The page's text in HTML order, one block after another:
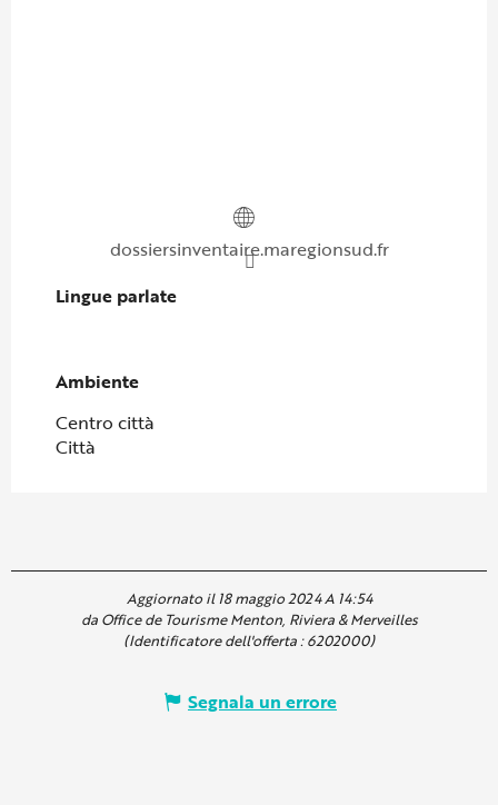
dossiersinventaire.maregionsud.fr
Lingue parlate
Lingue parlate
Ambiente
Ambiente
Centro città
Città
Aggiornato il 18 maggio 2024 A 14:54
da Office de Tourisme Menton, Riviera & Merveilles
(Identificatore dell'offerta :6202000)
Segnala un errore